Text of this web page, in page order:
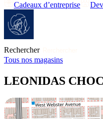
Cadeaux d’entreprise
Rechercher
Tous nos magasins
LEONIDAS